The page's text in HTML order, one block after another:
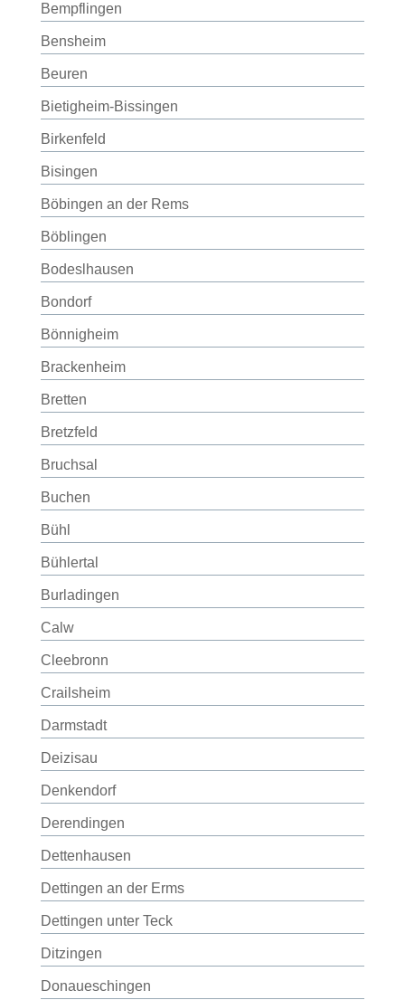
Bempflingen
Bensheim
Beuren
Bietigheim-Bissingen
Birkenfeld
Bisingen
Böbingen an der Rems
Böblingen
Bodeslhausen
Bondorf
Bönnigheim
Brackenheim
Bretten
Bretzfeld
Bruchsal
Buchen
Bühl
Bühlertal
Burladingen
Calw
Cleebronn
Crailsheim
Darmstadt
Deizisau
Denkendorf
Derendingen
Dettenhausen
Dettingen an der Erms
Dettingen unter Teck
Ditzingen
Donaueschingen